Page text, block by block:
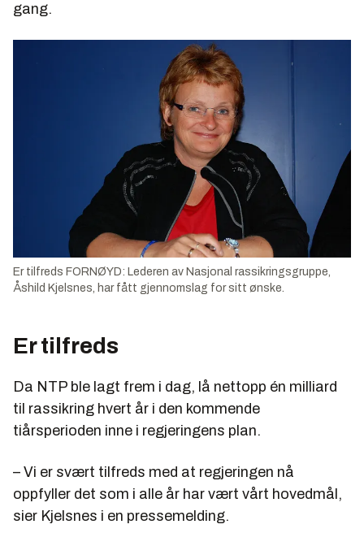
gang.
Er tilfreds FORNØYD: Lederen av Nasjonal rassikringsgruppe,
Åshild Kjelsnes, har fått gjennomslag for sitt ønske.
Er tilfreds
Da NTP ble lagt frem i dag, lå nettopp én milliard
til rassikring hvert år i den kommende
tiårsperioden inne i regjeringens plan.
– Vi er svært tilfreds med at regjeringen nå
oppfyller det som i alle år har vært vårt hovedmål,
sier Kjelsnes i en pressemelding.